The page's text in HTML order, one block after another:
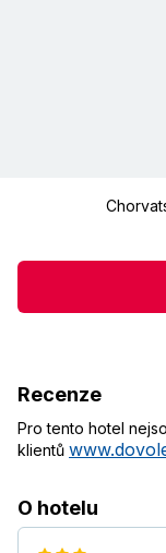
Recenze
Pro tento hotel
klientů
O hotelu